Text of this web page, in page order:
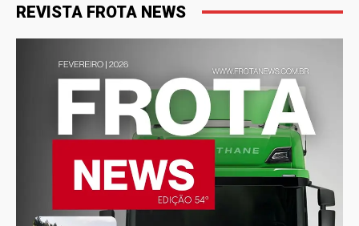
REVISTA FROTA NEWS